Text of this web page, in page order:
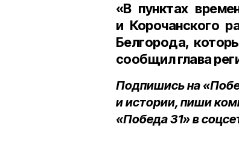
«В пунктах
и Корочанского
Белгорода,
сообщил глава
Подпишись на
и истории, пиши
«Победа 31» в